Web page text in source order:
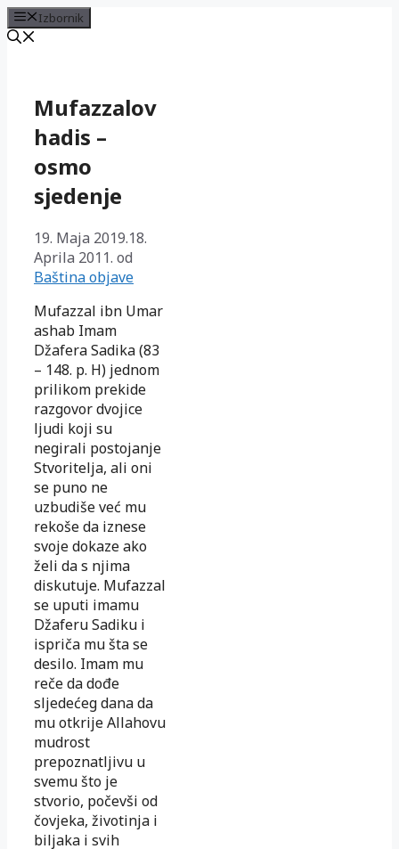
Izbornik
sadržajMufazzalov
hadis –
osmo
sjedenje
19. Maja 2019.18.
Aprila 2011. od
Baština objave
Mufazzal ibn Umar
ashab Imam
Džafera Sadika (83
– 148. p. H) jednom
prilikom prekide
razgovor dvojice
ljudi koji su
negirali postojanje
Stvoritelja, ali oni
se puno ne
uzbudiše već mu
rekoše da iznese
svoje dokaze ako
želi da s njima
diskutuje. Mufazzal
se uputi imamu
Džaferu Sadiku i
ispriča mu šta se
desilo. Imam mu
reče da dođe
sljedećeg dana da
mu otkrije Allahovu
mudrost
prepoznatljivu u
svemu što je
stvorio, počevši od
čovjeka, životinja i
biljaka i svih